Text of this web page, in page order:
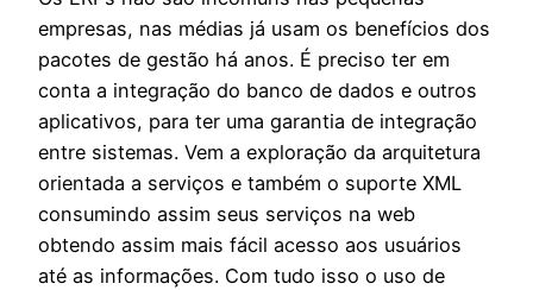
empresas, nas médias já usam os benefícios dos
pacotes de gestão há anos. É preciso ter em
conta a integração do banco de dados e outros
aplicativos, para ter uma garantia de integração
entre sistemas. Vem a exploração da arquitetura
orientada a serviços e também o suporte XML
consumindo assim seus serviços na web
obtendo assim mais fácil acesso aos usuários
até as informações. Com tudo isso o uso de